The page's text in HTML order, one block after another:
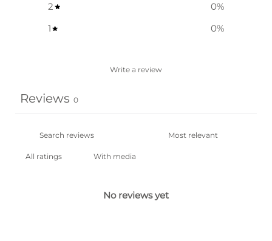
2
0%
1
0%
Write a review
Reviews 0
With media
No reviews yet